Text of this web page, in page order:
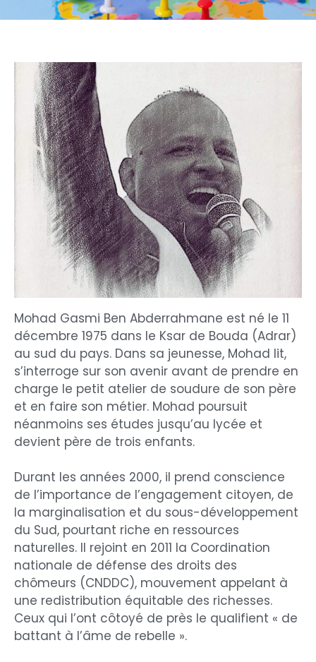
Mohad Gasmi Ben Abderrahmane est né le 11
décembre 1975 dans le Ksar de Bouda (Adrar)
au sud du pays. Dans sa jeunesse, Mohad lit,
s’interroge sur son avenir avant de prendre en
charge le petit atelier de soudure de son père
et en faire son métier. Mohad poursuit
néanmoins ses études jusqu’au lycée et
devient père de trois enfants.
Durant les années 2000, il prend conscience
de l’importance de l’engagement citoyen, de
la marginalisation et du sous-développement
du Sud, pourtant riche en ressources
naturelles. Il rejoint en 2011 la Coordination
nationale de défense des droits des
chômeurs (CNDDC), mouvement appelant à
une redistribution équitable des richesses.
Ceux qui l’ont côtoyé de près le qualifient « de
battant à l’âme de rebelle ».